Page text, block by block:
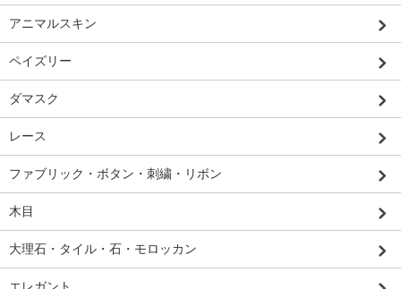
アニマルスキン
ペイズリー
ダマスク
レース
ファブリック・ボタン・刺繍・リボン
木目
大理石・タイル・石・モロッカン